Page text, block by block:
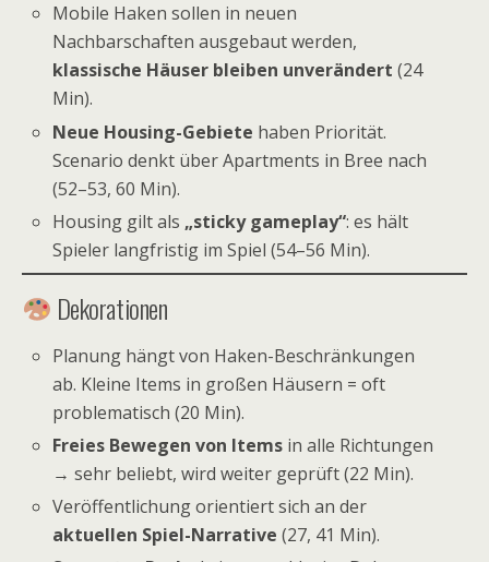
Mobile Haken sollen in neuen
Nachbarschaften ausgebaut werden,
klassische Häuser bleiben unverändert (24
Min).
Neue Housing-Gebiete haben Priorität.
Scenario denkt über Apartments in Bree nach
(52–53, 60 Min).
Housing gilt als „sticky gameplay“: es hält
Spieler langfristig im Spiel (54–56 Min).
Dekorationen
Planung hängt von Haken-Beschränkungen
ab. Kleine Items in großen Häusern = oft
problematisch (20 Min).
Freies Bewegen von Items in alle Richtungen
→ sehr beliebt, wird weiter geprüft (22 Min).
Veröffentlichung orientiert sich an der
aktuellen Spiel-Narrative (27, 41 Min).